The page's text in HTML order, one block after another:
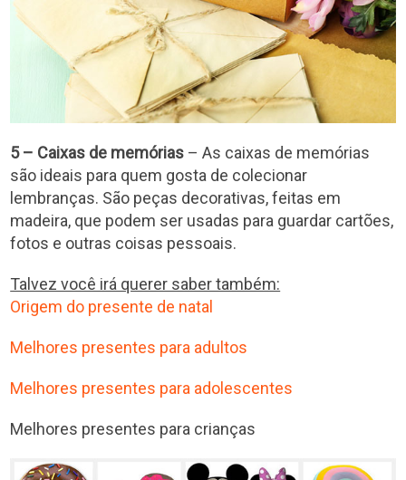
5 – Caixas de memórias – As caixas de memórias
são ideais para quem gosta de colecionar
lembranças. São peças decorativas, feitas em
madeira, que podem ser usadas para guardar cartões,
fotos e outras coisas pessoais.
Talvez você irá querer saber também:
Origem do presente de natal
Melhores presentes para adultos
Melhores presentes para adolescentes
Melhores presentes para crianças